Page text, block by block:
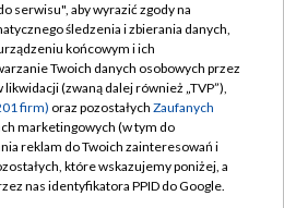
TVP
TVP
prywatności
Moje zgody
Pomoc
serwisu", aby wyrazić zgody na
śledzenia i zbierania danych,
końcowym i ich
Twoich danych osobowych przez
likwidacji (zwaną dalej również „TVP”),
firm) oraz pozostałych Zaufanych
marketingowych (w tym do
reklam do Twoich zainteresowań i
które wskazujemy poniżej, a
nas identyfikatora PPID do Google.